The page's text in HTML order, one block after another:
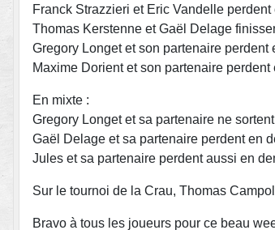
Franck Strazzieri et Eric Vandelle
Thomas Kerstenne et Gaël Delage
Gregory Longet et son partenaire perdent
Maxime Dorient et son partenaire
En mixte :
Gregory Longet et sa partenaire ne
Gaël Delage et sa partenaire perdent en
Jules et sa partenaire perdent aussi en
Sur le tournoi de la Crau, Thomas
Bravo à tous les joueurs pour ce beau